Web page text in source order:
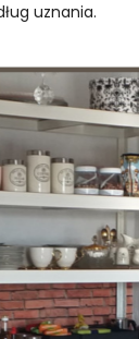
uznania.